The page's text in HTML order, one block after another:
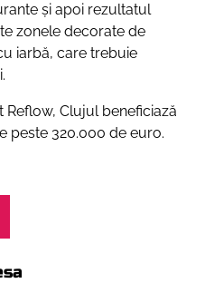
și apoi rezultatul
zonele decorate de
iarbă, care trebuie
Clujul beneficiază
peste 320.000 de euro.